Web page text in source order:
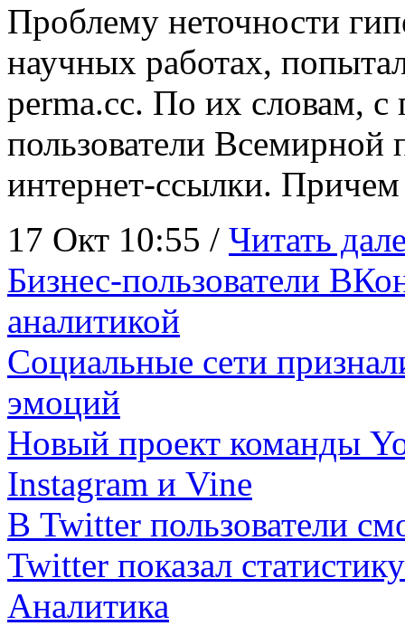
Проблему неточности
научных работах,
perma.cc. По их словам,
пользователи Всемирной
интернет-ссылки.
17 Окт 10:55 / Читать
Бизнес-пользователи
аналитикой
Социальные сети
эмоций
Новый проект команды
Instagram и Vine
В Twitter пользователи
Twitter показал
Аналитика